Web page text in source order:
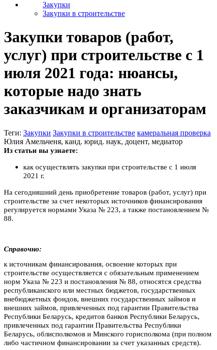
Закупки
Закупки в строительстве
Закупки товаров (работ,
услуг) при строительстве с 1
июля 2021 года: нюансы,
которые надо знать
заказчикам и организаторам
Теги: Закупки Закупки в строительстве камеральная проверка
Юлия Амельченя, канд. юрид. наук, доцент, медиатор
Из статьи вы узнаете:
как осуществлять закупки при строительстве с 1 июля
2021 г.
На сегодняшний день приобретение товаров (работ, услуг) при
строительстве за счет некоторых источников финансирования
регулируется нормами Указа № 223, а также постановлением №
88.
Справочно:
к источникам финансирования, освоение которых при
строительстве осуществляется с обязательным применением
норм Указа № 223 и постановления № 88, относятся средства
республиканского или местных бюджетов, государственных
внебюджетных фондов, внешних государственных займов и
внешних займов, привлеченных под гарантии Правительства
Республики Беларусь, кредитов банков Республики Беларусь,
привлеченных под гарантии Правительства Республики
Беларусь, облисполкомов и Минского горисполкома (при полном
либо частичном финансировании за счет указанных средств).